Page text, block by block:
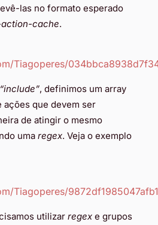
las no formato esperado
cache.
Tiagoperes/
“include”, definimos um array
que devem ser
de atingir o mesmo
uma regex. Veja o exemplo
Tiagoperes/
utilizar regex e grupos